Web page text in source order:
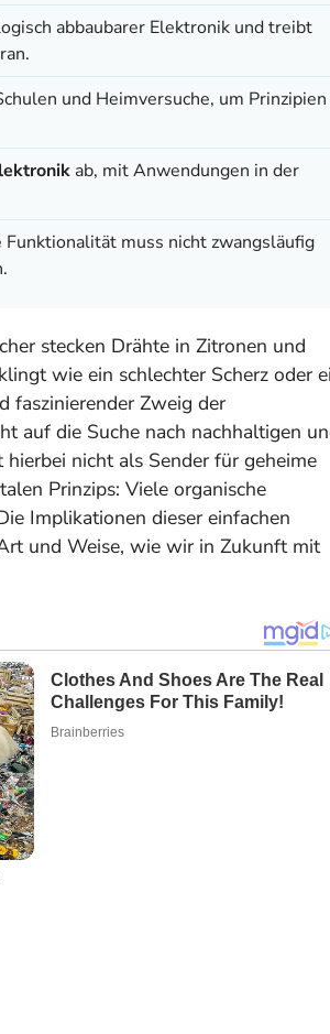
abbaubarer Elektronik und treibt
und Heimversuche, um Prinzipien
ab, mit Anwendungen in der
Funktionalität muss nicht zwangsläufig
stecken Drähte in Zitronen und
wie ein schlechter Scherz oder
faszinierender Zweig der
auf die Suche nach nachhaltigen
hierbei nicht als Sender für geheime
Prinzips: Viele organische
Implikationen dieser einfachen
und Weise, wie wir in Zukunft mit